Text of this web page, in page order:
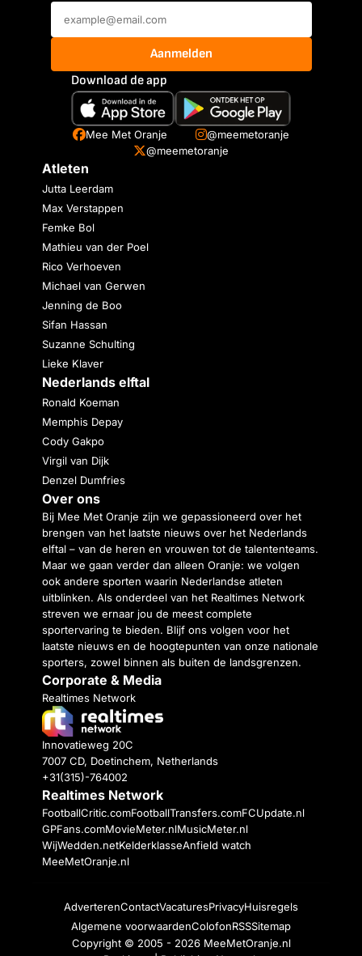
Aanmelden
Download de app
Mee Met Oranje
@meemetoranje
@meemetoranje
Atleten
Jutta Leerdam
Max Verstappen
Femke Bol
Mathieu van der Poel
Rico Verhoeven
Michael van Gerwen
Jenning de Boo
Sifan Hassan
Suzanne Schulting
Lieke Klaver
Nederlands elftal
Ronald Koeman
Memphis Depay
Cody Gakpo
Virgil van Dijk
Denzel Dumfries
Over ons
Bij Mee Met Oranje zijn we gepassioneerd over het
brengen van het laatste nieuws over het Nederlands
elftal – van de heren en vrouwen tot de talententeams.
Maar we gaan verder dan alleen Oranje: we volgen
ook andere sporten waarin Nederlandse atleten
uitblinken. Als onderdeel van het Realtimes Network
streven we ernaar jou de meest complete
sportervaring te bieden. Blijf ons volgen voor het
laatste nieuws en de hoogtepunten van onze nationale
sporters, zowel binnen als buiten de landsgrenzen.
Corporate & Media
Realtimes Network
Innovatieweg 20C
7007 CD, Doetinchem, Netherlands
+31(315)-764002
Realtimes Network
FootballCritic.comFootballTransfers.comFCUpdate.nl
GPFans.comMovieMeter.nlMusicMeter.nl
WijWedden.netKelderklasseAnfield watch
MeeMetOranje.nl
AdverterenContactVacaturesPrivacyHuisregels
Algemene voorwaardenColofonRSSSitemap
Copyright © 2005 - 2026 MeeMetOranje.nl